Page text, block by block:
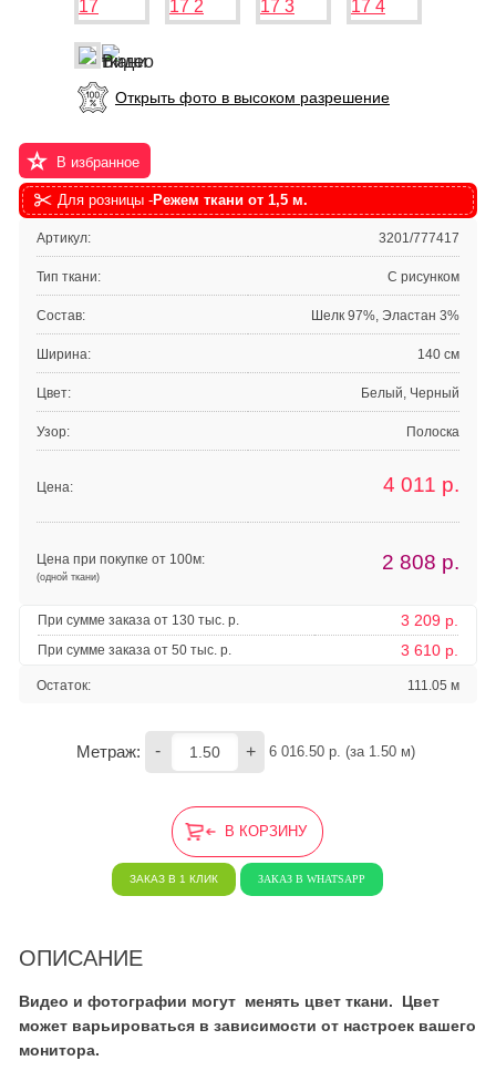
Открыть фото в высоком разрешение
В избранное
Для розницы -Режем ткани от 1,5 м.
Артикул: 3201/777417
Тип ткани: С рисунком
Состав: Шелк 97%, Эластан 3%
Ширина: 140 см
Цвет: Белый, Черный
Узор: Полоска
Цена: 4 011 р.
Цена при покупке от 100м:
(одной ткани)
2 808 р.
При сумме заказа от 130 тыс. р. 3 209 р.
При сумме заказа от 50 тыс. р. 3 610 р.
Остаток: 111.05 м
Метраж: - + 6 016.50 р. (за 1.50 м)
В КОРЗИНУ
ЗАКАЗ В 1 КЛИК ЗАКАЗ В WHATSAPP
ОПИСАНИЕ
Видео и фотографии могут менять цвет ткани. Цвет
может варьироваться в зависимости от настроек вашего
монитора.